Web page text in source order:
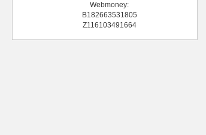
Webmoney:
B182663531805
Z116103491664